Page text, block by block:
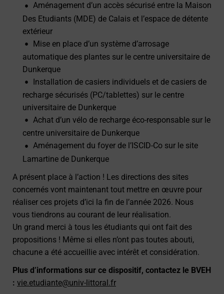
Aménagement d’un accès sécurisé entre la Maison
Des Etudiants (MDE) de Calais et l’espace de détente
extérieur
Mise en place d’un système d’arrosage
automatique des plantes sur le centre universitaire de
Dunkerque
Installation de casiers individuels et de casiers de
recharge sécurisés (PC/tablettes) sur le centre
universitaire de Dunkerque
Achat d’un vélo de recharge éco-responsable sur le
centre universitaire de Dunkerque
Aménagement du foyer de l’ISCID-Co sur le site
Lamartine de Dunkerque
A présent place à l’action ! Les directions des sites
concernés vont maintenant tout mettre en œuvre pour
réaliser ces projets d’ici la fin de l’année 2026. Nous
vous tiendrons au courant de leur réalisation.
Un grand merci à tous les étudiants qui ont fait des
propositions ! Même si elles n’ont pas toutes abouti,
chacune a été accueillie avec intérêt et considération.
Plus d’informations sur ce dispositif, contactez le BVEH
: vie.etudiante@univ-littoral.fr